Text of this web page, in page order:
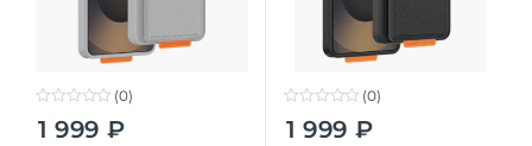
(0)
1 999 ₽
(0)
1 999 ₽